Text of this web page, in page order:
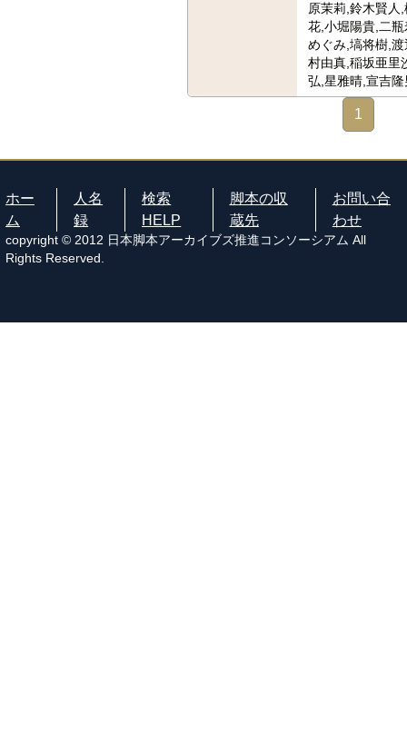
原茉莉,鈴木賢人
花,小堀陽貴,二
めぐみ,塙将樹,
村由真,稲坂亜里
弘,星雅晴,宣吉隆
1
ホー
ム
人名
録
検索
HELP
脚本の収
蔵先
お問い合
わせ
copyright © 2012 日本脚本アーカイブズ推進コンソーシアム All
Rights Reserved.